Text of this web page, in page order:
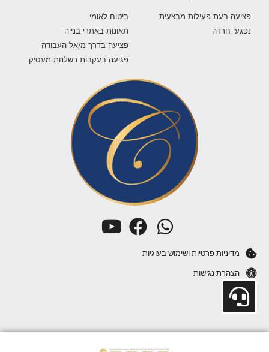
פציעה בעת פעילות מבצעית
נפגעי חרדה
ביטוח לאומי
תאונות באתרי בנייה
פציעה בדרך מ/אל העבודה
פגיעה בעקבות רשלנות מעסיק
מדיניות פרטיות ושימוש בעוגיות
הצהרת נגישות